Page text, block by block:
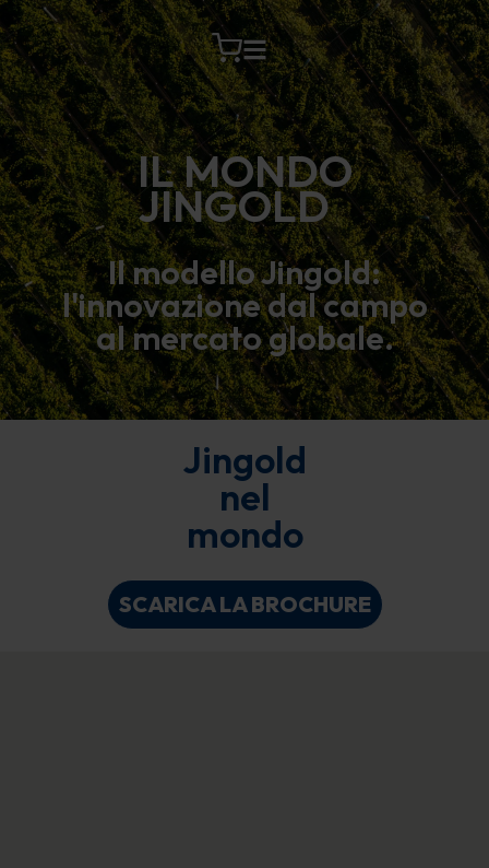
al
contenuto
IL MONDO
JINGOLD
Il modello Jingold:
l'innovazione dal campo
al mercato globale.
Jingold
nel
mondo
SCARICA LA BROCHURE